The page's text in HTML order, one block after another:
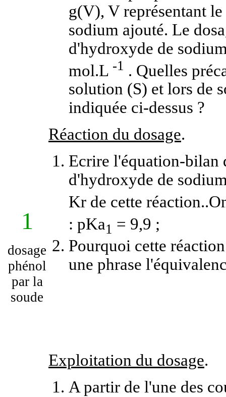
1
dosage
phénol
par la
soude
g(V), V représentant
sodium ajouté. Le
d'hydroxyde de
mol.L -1 . Quelles
solution (S) et lors de
indiquée ci-dessus ?
Réaction du dosage.
Ecrire l'équation-bilan
d'hydroxyde de
Kr de cette
: pKa1 = 9,9 ;
Pourquoi cette
une phrase
Exploitation du dosage.
A partir de l'une des